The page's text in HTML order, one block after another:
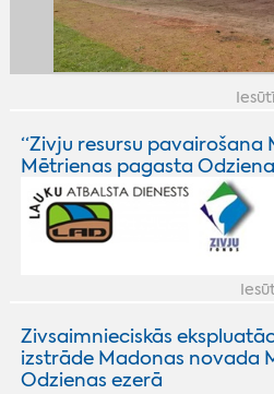
“Zivju resursu pavairošana
Mētrienas pagasta
Zivsaimnieciskās
izstrāde Madonas novada
Odzienas ezerā